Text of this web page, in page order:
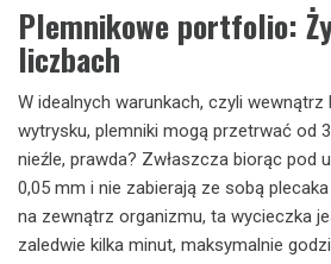
Plemnikowe portfolio:
liczbach
W idealnych warunkach, czyli wewnątrz
wytrysku, plemniki mogą przetrwać od
nieźle, prawda? Zwłaszcza biorąc pod
0,05 mm i nie zabierają ze sobą
na zewnątrz organizmu, ta wycieczka
zaledwie kilka minut, maksymalnie